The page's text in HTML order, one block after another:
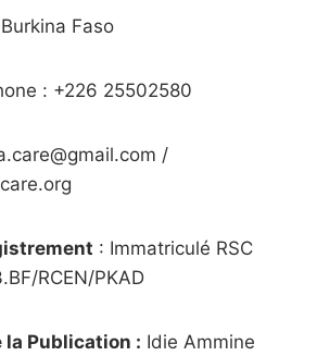
Faso
: +226 25502580
/
: Immatriculé RSC
RCEN/PKAD
la Publication : Idie Ammine